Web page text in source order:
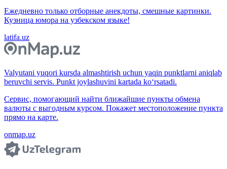
Ежедневно только отборные анекдоты, смешные картинки.
Кузница юмора на узбекском языке!
latifa.uz
Valyutani yuqori kursda almashtirish uchun yaqin punktlarni aniqlab
beruvchi servis. Punkt joylashuvini kartada ko‘rsatadi.
Сервис, помогающий найти ближайшие пункты обмена
валюты с выгодным курсом. Покажет местоположение пункта
прямо на карте.
onmap.uz